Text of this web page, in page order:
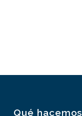
Qué hacemos